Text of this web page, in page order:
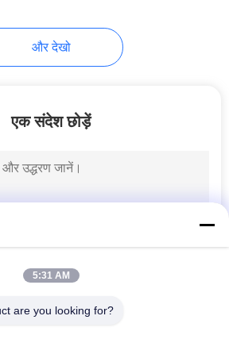
बुशिंग
3
और देखो
एक संदेश छोड़ें
5:31 AM
are you looking for?